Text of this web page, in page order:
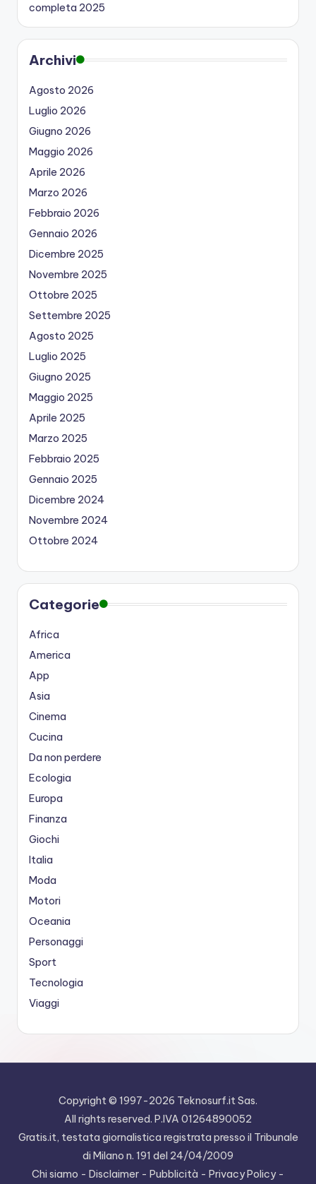
completa 2025
Archivi
Agosto 2026
Luglio 2026
Giugno 2026
Maggio 2026
Aprile 2026
Marzo 2026
Febbraio 2026
Gennaio 2026
Dicembre 2025
Novembre 2025
Ottobre 2025
Settembre 2025
Agosto 2025
Luglio 2025
Giugno 2025
Maggio 2025
Aprile 2025
Marzo 2025
Febbraio 2025
Gennaio 2025
Dicembre 2024
Novembre 2024
Ottobre 2024
Categorie
Africa
America
App
Asia
Cinema
Cucina
Da non perdere
Ecologia
Europa
Finanza
Giochi
Italia
Moda
Motori
Oceania
Personaggi
Sport
Tecnologia
Viaggi
Copyright © 1997-2026 Teknosurf.it Sas.
All rights reserved. P.IVA 01264890052
Gratis.it, testata giornalistica registrata presso il Tribunale
di Milano n. 191 del 24/04/2009
Chi siamo - Disclaimer - Pubblicità - Privacy Policy-